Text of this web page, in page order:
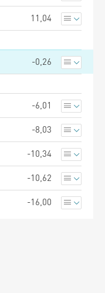
11,04
-0,26
-6,01
-8,03
-10,34
-10,62
-16,00